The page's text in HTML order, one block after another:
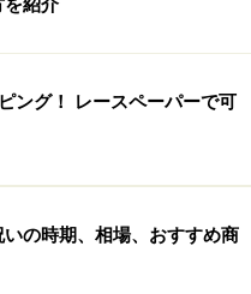
は、お返しは必要あり
」で偶数が「弔事」
で凶数は「四・九」。八
ング！ レースペーパーで可
の時期、相場、おすすめ商